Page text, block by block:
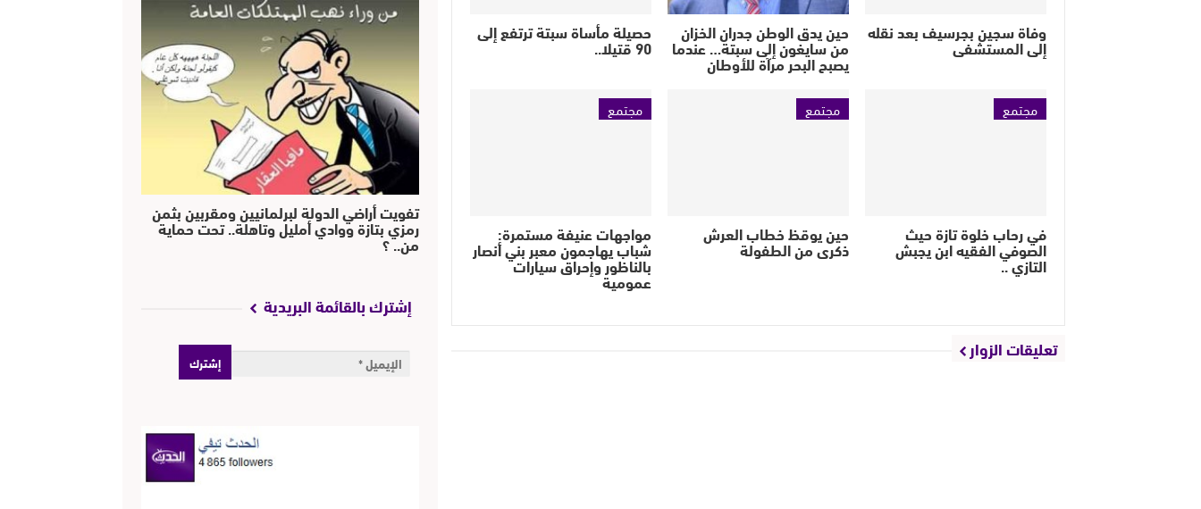
وفاة سجين بجرسيف بعد نقله
إلى المستشفى
حين يدق الوطن جدران الخزان
من سايغون إلى سبتة… عندما
يصبح البحر مرآة للأوطان
حصيلة مأساة سبتة ترتفع إلى
90 قتيلا..
مجتمع
في رحاب خلوة تازة حيث
الصوفي الفقيه ابن يجبش
التازي ..
مجتمع
حين يوقظ خطاب العرش
ذكرى من الطفولة
مجتمع
مواجهات عنيفة مستمرة:
شباب يهاجمون معبر بني أنصار
بالناظور وإحراق سيارات
عمومية
تعليقات الزوار
تفويت أراضي الدولة لبرلمانيين ومقربين بثمن
رمزي بتازة ووادي أمليل وتاهلة.. تحت حماية
من.. ؟
إشترك بالقائمة البريدية